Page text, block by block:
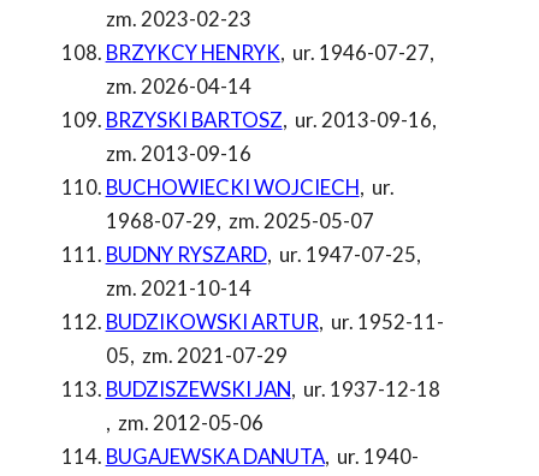
zm. 2023-02-23
BRZYKCY HENRYK, ur. 1946-07-27,
zm. 2026-04-14
BRZYSKI BARTOSZ, ur. 2013-09-16,
zm. 2013-09-16
BUCHOWIECKI WOJCIECH, ur.
1968-07-29, zm. 2025-05-07
BUDNY RYSZARD, ur. 1947-07-25,
zm. 2021-10-14
BUDZIKOWSKI ARTUR, ur. 1952-11-
05, zm. 2021-07-29
BUDZISZEWSKI JAN, ur. 1937-12-18
, zm. 2012-05-06
BUGAJEWSKA DANUTA, ur. 1940-